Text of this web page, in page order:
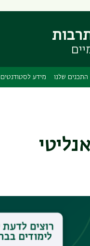
התכנים שלנו מידע לסטודנטים